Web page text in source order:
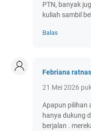
PTN, banyak
kuliah sambil
Balas
Febriana
21 Mei 2026
Apapun pilihan
hanya dukung
berjalan .